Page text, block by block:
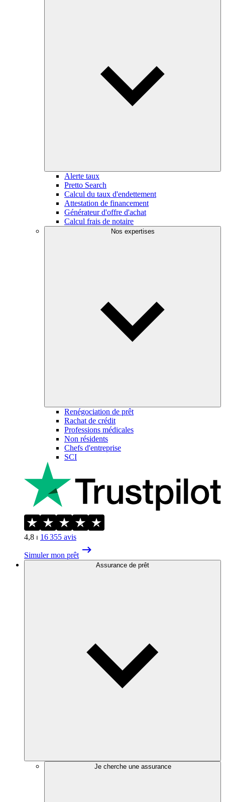
Alerte taux
Pretto Search
Calcul du taux d'endettement
Attestation de financement
Générateur d'offre d'achat
Calcul frais de notaire
Nos expertises
Renégociation de prêt
Rachat de crédit
Professions médicales
Non résidents
Chefs d'entreprise
SCI
4,8 ⏐ 16 355 avis
Simuler mon prêt
Assurance de prêt
Je cherche une assurance